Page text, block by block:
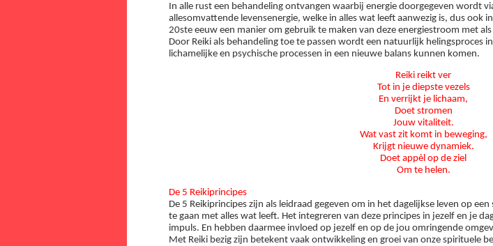
In alle rust een behandeling ontvangen waarbij energie doorgegeven wordt
allesomvattende levensenergie, welke in alles wat leeft aanwezig is, dus ook
20ste eeuw een manier om gebruik te maken van deze energiestroom met
Door Reiki als behandeling toe te passen wordt een natuurlijk helingsproces
lichamelijke en psychische processen in een nieuwe balans kunnen komen.
Reiki reikt ver
Tot in je diepste vezels
En verrijkt je lichaam,
Doet stromen
Jouw vitaliteit.
Wat vast zit komt in beweging,
Krijgt nieuwe dynamiek.
Doet appèl op de ziel
Om te helen.
De 5 Reikiprincipes
De 5 Reikiprincipes zijn als leidraad gegeven om in het dagelijkse leven op
te gaan met alles wat leeft. Het integreren van deze principes in jezelf en je
impuls. En hebben daarmee invloed op jezelf en op de jou omringende
Met Reiki bezig zijn betekent vaak ontwikkeling en groei van onze spirituele